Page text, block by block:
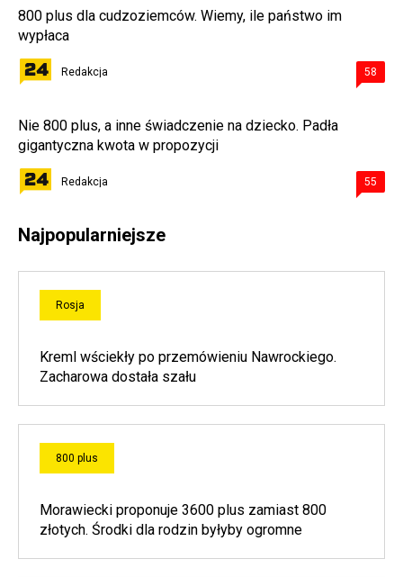
800 plus dla cudzoziemców. Wiemy, ile państwo im
wypłaca
Redakcja 58
Nie 800 plus, a inne świadczenie na dziecko. Padła
gigantyczna kwota w propozycji
Redakcja 55
Najpopularniejsze
Rosja
Kreml wściekły po przemówieniu Nawrockiego.
Zacharowa dostała szału
800 plus
Morawiecki proponuje 3600 plus zamiast 800
złotych. Środki dla rodzin byłyby ogromne